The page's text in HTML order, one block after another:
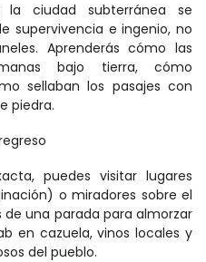
ciudad subterránea se
supervivencia e ingenio, no
Aprenderás cómo las
bajo tierra, cómo
sellaban los pasajes con
piedra.
puedes visitar lugares
o miradores sobre el
de una parada para almorzar
en cazuela, vinos locales y
del pueblo.